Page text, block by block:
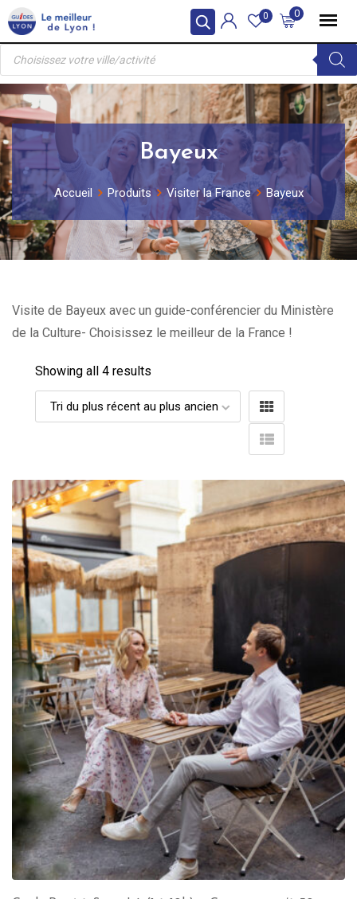
Skip
to
content
0
0
Recherche
produits
Bayeux
Accueil Produits Visiter la France Bayeux
Visite de Bayeux avec un guide-conférencier du Ministère
de la Culture- Choisissez le meilleur de la France !
Showing all 4 results